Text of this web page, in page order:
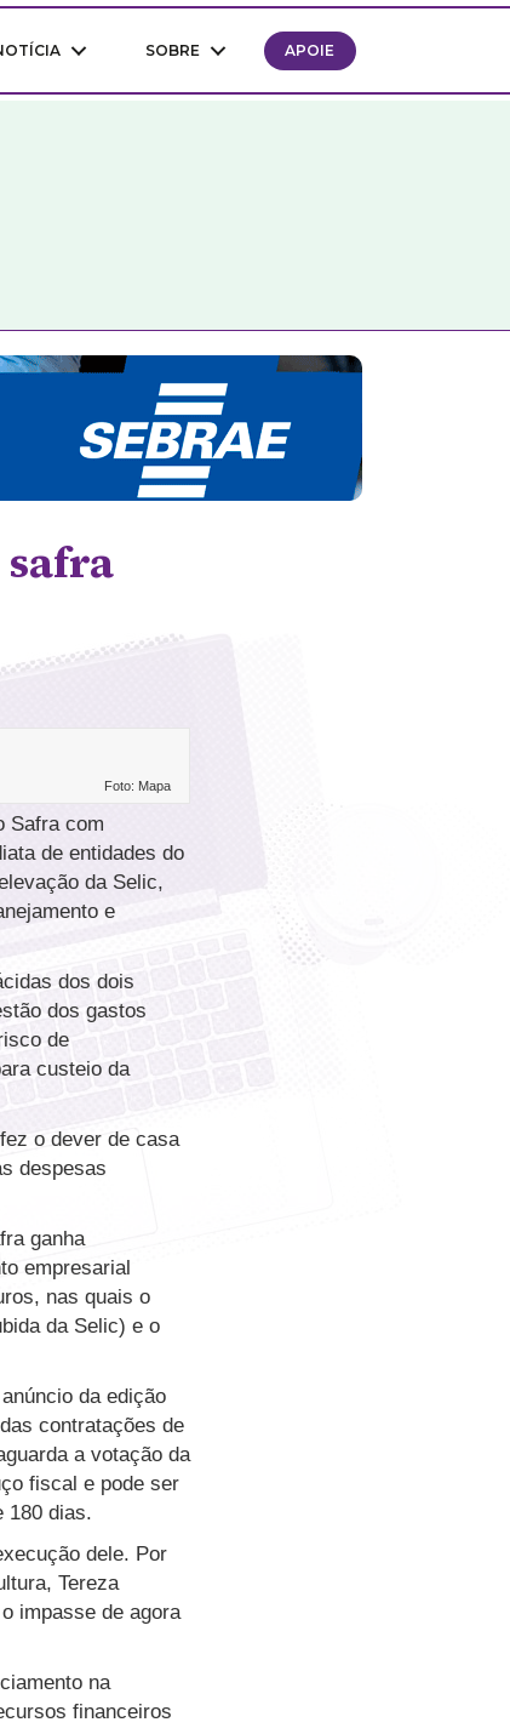
SOBRE APOIE
Foto: Mapa
Safra com
de entidades do
da Selic,
e
dos dois
dos gastos
de
custeio da
o dever de casa
despesas
ganha
empresarial
nas quais o
da Selic) e o
da edição
contratações de
a votação da
fiscal e pode ser
180 dias.
dele. Por
Tereza
impasse de agora
na
financeiros